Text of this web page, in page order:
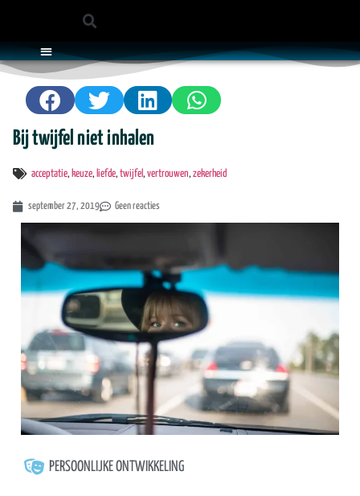
Bij twijfel niet inhalen
acceptatie, keuze, liefde, twijfel , vertrouwen, zekerheid
september 27, 2019 Geen reacties
PERSOONLIJKE ONTWIKKELING